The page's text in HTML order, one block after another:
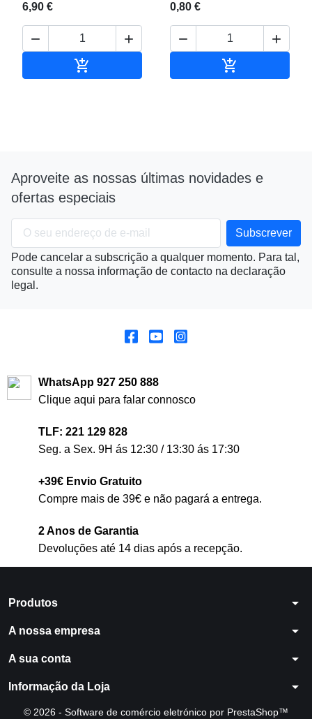
6,90 €
 

0,80 €
 

Aproveite as nossas últimas novidades e
ofertas especiais
Pode cancelar a subscrição a qualquer momento. Para tal,
consulte a nossa informação de contacto na declaração
legal.
WhatsApp 927 250 888
Clique aqui para falar connosco
TLF: 221 129 828
Seg. a Sex. 9H ás 12:30 / 13:30 ás 17:30
+39€ Envio Gratuito
Compre mais de 39€ e não pagará a entrega.
2 Anos de Garantia
Devoluções até 14 dias após a recepção.
Produtos arrow_drop_down
A nossa empresa arrow_drop_down
A sua conta arrow_drop_down
Informação da Loja arrow_drop_down
© 2026 - Software de comércio eletrónico por PrestaShop™